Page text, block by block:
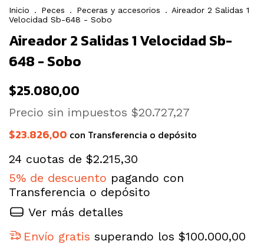
Inicio . Peces . Peceras y accesorios . Aireador 2 Salidas 1
Velocidad Sb-648 - Sobo
Aireador 2 Salidas 1 Velocidad Sb-
648 - Sobo
$25.080,00
Precio sin impuestos $20.727,27
$23.826,00 con Transferencia o depósito
24 cuotas de $2.215,30
5% de descuento pagando con
Transferencia o depósito
Ver más detalles
Envío gratis superando los$100.000,00